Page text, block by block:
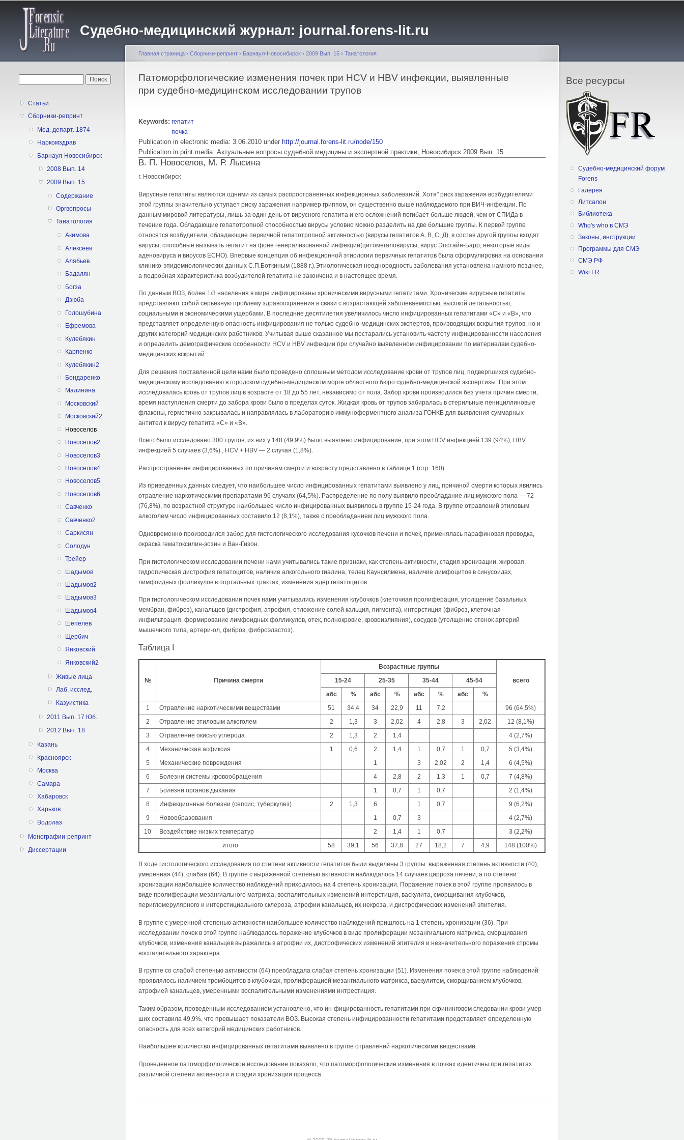
содержанию
Судебно-медицинский журнал: journal.forens-lit.ru
Статьи
Сборники-репринт
Мед. департ. 1874
Наркомздрав
Барнаул-Новосибирск
2008 Вып. 14
2009 Вып. 15
Содержание
Оргвопросы
Танатология
Акимова
Алексеев
Алябьев
Бадалян
Богза
Дзюба
Голошубина
Ефремова
Кулебякин
Карпенко
Кулебякин2
Бондаренко
Малинина
Московский
Московский2
Новоселов
Новоселов2
Новоселов3
Новоселов4
Новоселов5
Новоселов6
Савченко
Савченко2
Саркисян
Солодун
Трейер
Шадымов
Шадымов2
Шадымов3
Шадымов4
Шепелев
Щербич
Янковский
Янковский2
Живые лица
Лаб. исслед.
Казуистика
2011 Вып. 17 Юб.
2012 Вып. 18
Казань
Красноярск
Москва
Самара
Хабаровск
Харьков
Водолаз
Монографии-репринт
Диссертации
Вы здесь
Главная страница › Сборники-репринт › Барнаул-Новосибирск › 2009 Вып. 15 › Танатология
Патоморфологические изменения почек при HCV и HBV инфекции, выявленные
при судебно-медицинском исследовании трупов
Keywords: гепатит
почка
Publication in electronic media: 3.06.2010 under http://journal.forens-lit.ru/node/150
Publication in print media: Актуальные вопросы судебной медицины и экспертной практики, Новосибирск 2009 Вып. 15
В. П. Новоселов, М. Р. Лысина
г. Новосибирск
Вирусные гепатиты являются одними из самых распространен­ных инфекционных заболеваний. Хотя" риск заражения возбудителями
этой группы значительно уступает риску заражения например гриппом, он существенно выше наблюдаемого при ВИЧ-инфекции. По
данным мировой литературы, лишь за один день от вирусного гепатита и его осложнений погибает больше людей, чем от СПИДа в
течение года. Об­ладающие гепатотропной способностью вирусы условно можно разде­лить на две большие группы. К первой группе
относятся возбудители, обладающие первичной гепатотропной активностью (вирусы гепатитов А, В, С, Д), в состав другой группы входят
вирусы, способные вызывать гепатит на фоне генерализованной инфекции(цитомегаловирусы, вирус Эпстайн-Барр, некоторые виды
аденовируса и вирусов ECHO). Впер­вые концепция об инфекционной этиологии первичных гепатитов была сформулировна на основании
клинико-эпидемиологических данных С.П.Боткиным (1888 г.).Этиологическая неоднородность заболевания установлена намного позднее,
а подробная характеристика возбудите­лей гепатита не закончена и в настоящее время.
По данным ВОЗ, более 1/3 населения в мире инфицированы хро­ническими вирусными гепатитами. Хронические вирусные гепатиты
представляют собой серьезную проблему здравоохранения в связи с возрастающей заболеваемостью, высокой летальностью,
социальными и экономическими ущербами. В последние десятилетия увеличилось число инфицированных гепатитами «С» и «В», что
представляет определенную опасность ин­фицирования не только судебно-медицинских экспертов, производящих вскрытия трупов, но и
других категорий медицинских работников. Учитывая выше сказанное мы постарались установить частоту инфицированности населения
и определить демографические особенности HCV и HBV инфекции при случайно выявленном инфицировании по матери­алам судебно-
медицинских вскрытий.
Для решения поставленной цели нами было проведено сплошным методом исследование крови от трупов лиц, подвергшихся судебно-
меди­цинскому исследованию в городском судебно-медицинском морге облас­тного бюро судебно-медицинской экспертизы. При этом
исследовалась кровь от трупов лиц в возрасте от 18 до 55 лет, независимо от пола. Забор крови производился без учета причин смерти,
время наступления смерти до забора крови было в пределах суток. Жидкая кровь от трупов забира­лась в стерильные пенициллиновые
флаконы, герметично закрывалась и направлялась в лабораторию иммуноферментного анализа ГОНКБ для выявления суммарных
антител к вирусу гепатита «С» и «В».
Всего было исследовано 300 трупов, из них у 148 (49,9%) было выявлено инфицирование, при этом HCV инфекцией 139 (94%), HBV
инфекцией 5 случаев (3,6%) , HCV + HBV — 2 случая (1,8%).
Распространение инфицированных по причинам смерти и возрас­ту представлено в таблице 1 (стр. 160).
Из приведенных данных следует, что наибольшее число инфи­цированных гепатитами выявлено у лиц, причиной смерти которых явились
отравление наркотическими препаратами 96 случаях (64,5%). Распределение по полу выявило преобладание лиц мужского пола — 72
(76,8%), по возрастной структуре наибольшее число инфицированных выявилось в группе 15-24 года. В группе отравлений этиловым
алкого­лем число инфицированных составило 12 (8,1%), также с преобладани­ем лиц мужского пола.
Одновременно производился забор для гистологического иссле­дования кусочков печени и почек, применялась парафиновая проводка,
окраска гематоксилин-эозин и Ван-Гизон.
При гистологическом исследовании печени нами учитывались такие признаки, как степень активности, стадия хронизации, жировая,
гидропическая дистрофия гепатоцитов, наличие алкогольного гиалина, телец Каунсилмена, наличие лимфоцитов в синусоидах,
лимфоидных фолликулов в портальных трактах, изменения ядер гепатоцитов.
При гистологическом исследовании почек нами учитывались из­менения клубочков (клеточная пролиферация, утолщение базальных
мембран, фиброз), канальцев (дистрофия, атрофия, отложение солей кальция, пигмента), интерстиция (фиброз, клеточная
инфильтрация, формирование лимфоидных фолликулов, отек, полнокровие, кровоиз­лияния), сосудов (утолщение стенок артерий
мышечного типа, артери-ол, фиброз, фиброэластоз).
Таблица I
№ Причина смерти
Возрастные группы
всего
15-24 25-35 35-44
45-54
абс
% абс % абс % абс
%
1
Отравление наркоти­ческими веществами 51 34,4 34 22,9 11 7,2
96 (64,5%)
2
Отравление этиловым алкоголем 2 1,3 3 2,02 4 2,8 3 2,02
12 (8,1%)
3
Отравление окисью углерода 2 1,3 2 1,4
4 (2,7%)
4
Механичес­кая асфиксия 1 0,6 2 1,4 1 0,7 1 0,7
5 (3,4%)
5
Механичес­кие повреж­дения 1 3 2,02 2 1,4
6 (4,5%)
6
Болезни системы кровообра­щения 4 2,8 2 1,3 1 0,7
7 (4,8%)
7
Болезни органов дыхания 1 0,7 1 0,7
2 (1,4%)
8
Инфекцион­ные болезни (сепсис, туберкулез) 2 1,3 6 1 0,7
9 (6,2%)
9
Новообразо­вания 1 0,7 3
4 (2,7%)
10
Воздействие низких тем­ператур 2 1,4 1 0,7
3 (2,2%)
итого
58 39,1 56 37,8 27 18,2 7 4,9 148 (100%)
В ходе гистологического исследования по степени активности ге­патитов были выделены 3 группы: выраженная степень активности (40),
умеренная (44), слабая (64). В группе с выраженной степенью активности наблюдалось 14 слу­чаев цирроза печени, а по степени
хронизации наибольшее количество наблюдений приходилось на 4 степень хронизации. Поражение почек в этой группе проявилось в
виде пролиферации мезангиального матрикса, воспалительных изменений интерстиция, васкулита, сморщивания клу­бочков,
перигломерулярного и интерстициального склероза, атрофии канальцев, их некроза, и дистрофических изменений эпителия.
В группе с умеренной степенью активности наибольшее количество наблюдений пришлось на 1 степень хронизации (36). При
исследовании почек в этой группе наблюдалось поражение клубочков в виде пролифе­рации мезангиального матрикса, сморщивания
клубочков, изменения ка­нальцев выражались в атрофии их, дистрофических изменений эпителия и незначительного поражения стромы
воспалительного характера.
В группе со слабой степенью активности (64) преобладала слабая степень хронизации (51). Изменения почек в этой группе наблюдений
проявлялось наличием тромбоцитов в клубочках, пролиферацией мезан­гиального матрикса, васкулитом, сморщиванием клубочков,
атрофией канальцев, умеренными воспалительными изменениями интрестиция.
Таким образом, проведенным исследованием установлено, что ин-фицированность гепатитами при скрининговом следовании крови умер­
ших составила 49,9%, что превышает показатели ВОЗ. Высокая степень инфицированности гепатитами представляет определенную
опасность для всех категорий медицинских работников.
Наибольшее количество инфицированных гепатитами выявлено в группе отравлений наркотическими веществами.
Проведенное патоморфологическое исследование показало, что патоморфологические изменения в почках идентичны при гепатитах
различной степени активности и стадии хронизации процесса.
Все ресурсы
Судебно-медицинский форум
Forens
Галерея
Литсалон
Библиотека
Who's who в СМЭ
Законы, инструкции
Программы для СМЭ
СМЭ РФ
Wiki FR